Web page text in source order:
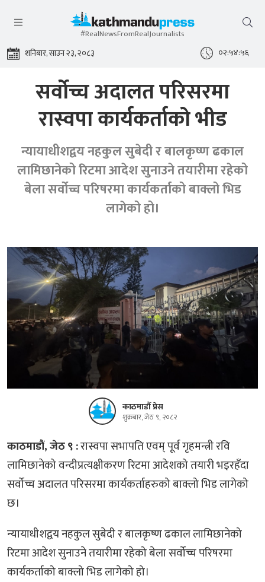
#RealNewsFromRealJournalists
शनिबार, साउन २३, २०८३ ०२:५४:५६
सर्वोच्च अदालत परिसरमा
रास्वपा कार्यकर्ताको भीड
न्यायाधीशद्वय नहकुल सुबेदी र बालकृष्ण ढकाल
लामिछानेको रिटमा आदेश सुनाउने तयारीमा रहेको
बेला सर्वोच्च परिषरमा कार्यकर्ताको बाक्लो भिड
लागेको हो।
काठमाडौं प्रेस
शुक्रबार, जेठ ९, २०८२
काठमाडौं, जेठ ९ :रास्वपा सभापति एवम् पूर्व गृहमन्त्री रवि
लामिछानेको वन्दीप्रत्यक्षीकरण रिटमा आदेशको तयारी भइरहँदा
सर्वोच्च अदालत परिसरमा कार्यकर्ताहरुको बाक्लो भिड लागेको
छ।
न्यायाधीशद्वय नहकुल सुबेदी र बालकृष्ण ढकाल लामिछानेको
रिटमा आदेश सुनाउने तयारीमा रहेको बेला सर्वोच्च परिषरमा
कार्यकर्ताको बाक्लो भिड लागेको हो।